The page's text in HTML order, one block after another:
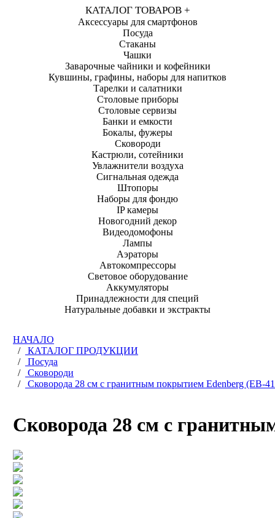
КАТАЛОГ ТОВАРОВ +
Аксессуары для смартфонов
Посуда
Стаканы
Чашки
Заварочные чайники и кофейники
Кувшины, графины, наборы для напитков
Тарелки и салатники
Столовые приборы
Столовые сервизы
Банки и емкости
Бокалы, фужеры
Сковороди
Кастрюли, сотейники
Увлажнители воздуха
Сигнальная одежда
Штопоры
Наборы для фондю
IP камеры
Новогодний декор
Видеодомофоны
Лампы
Аэраторы
Автокомпрессоры
Световое оборудование
Аккумуляторы
Принадлежности для специй
Натуральные добавки и экстракты
НАЧАЛО
/
КАТАЛОГ ПРОДУКЦИИ
/
Посуда
/
Сковороди
/
Сковорода 28 см с гранитным покрытием Edenberg (EB-
Сковорода 28 см с